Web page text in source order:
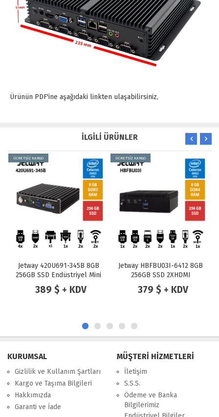
Ürünün PDF'ine aşağıdaki linkten ulaşabilirsiniz,
İLGİLİ ÜRÜNLER
8GB
Mini
ÜCRETSİZ KARGO
Jetway HBFBU03I-6412 8GB
256GB SSD 2XHDMI
Endüstriyel Mini Pc
379 $ + KDV
ÜCRETSİZ KARGO
Jetway F532W-2930
Celeron N2930 4GB
SSD Endüstriyel Mini
389 $ + KDV
KURUMSAL
Gizlilik ve Kullanım Şartları
Kargo ve Taşıma Bilgileri
Hakkımızda
Garanti ve İade
MÜŞTERİ HİZMETLERİ
İletişim
S.S.S.
Ödeme ve Banka
Bilgilerimiz